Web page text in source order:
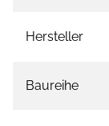
Hersteller
Baureihe